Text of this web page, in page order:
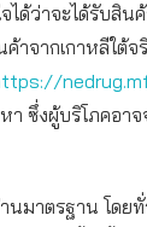
ได้ว่าจะได้รับสิ
าจากเกาหลีใต้จ
า ซึ่งผู้บริโภคอ
มาตรฐาน โดยทั่